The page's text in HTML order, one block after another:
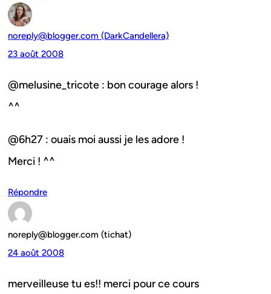
noreply@blogger.com (DarkCandellera)
23 août 2008
@melusine_tricote : bon courage alors !
^^
@6h27 : ouais moi aussi je les adore !
Merci ! ^^
Répondre
noreply@blogger.com (tichat)
24 août 2008
merveilleuse tu es!! merci pour ce cours